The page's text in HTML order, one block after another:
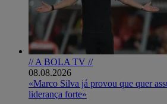
// A BOLA TV //
08.08.2026
«Marco Silva já provou que quer
liderança forte»